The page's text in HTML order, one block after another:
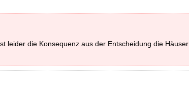
leider die Konsequenz aus der Entscheidung die Häuser